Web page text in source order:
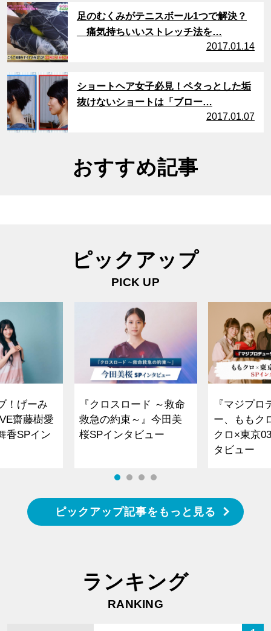
サムネイル
足のむくみがテニスボール1つで解決？
痛気持ちいいストレッチ法を…
2017.01.14
サムネイル
ショートヘア女子必見！ペタっとした垢
抜けないショートは「ブロー…
2017.01.07
おすすめ記事
ピックアップ
PICK UP
！げーみ
齋藤樹愛
香SPイン
『クロスロード ～救命
救急の約束～』今田美
桜SPインタビュー
『マジプロ
ー、ももク
クロ×東京
タビュー
ピックアップ記事をもっと見る
ランキング
RANKING